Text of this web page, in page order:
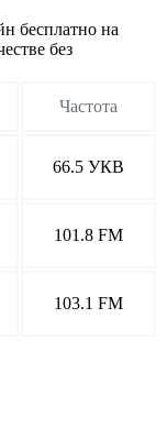
бесплатно на
без
Частота
66.5 УКВ
101.8 FM
103.1 FM